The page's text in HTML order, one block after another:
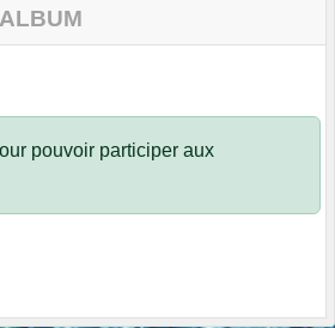
pouvoir participer aux